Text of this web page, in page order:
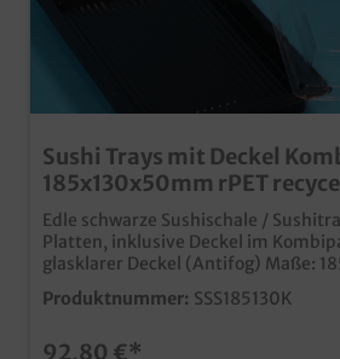
Sushi Trays mit Deckel
185x130x50mm rPET
Edle schwarze Sushischale /
Platten, inklusive Deckel im
glasklarer Deckel (Antifog) Maße:
400 Stück im Karton für die Präsentation oder
Verpackung außer Haus, Sushi to go, Ideal für Sushi
Kunststoff bei uns im praktischen Kombipack inklusive
Produktnummer: SSS185130K
92,80 €*